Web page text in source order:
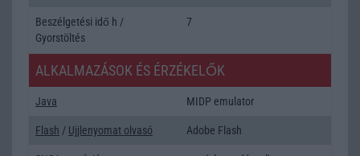
Beszélgetési idő h /
Gyorstöltés
7
ALKALMAZÁSOK ÉS ÉRZÉKELŐK
Java MIDP emulator
Flash / Ujjlenyomat olvasó Adobe Flash